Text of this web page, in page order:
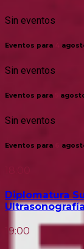
Sin eventos
Eventos para
Sin eventos
Eventos para
Sin eventos
Eventos para
Diplomatura
19:00